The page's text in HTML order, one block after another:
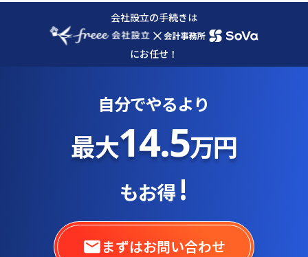
会社設立の手続きは
×
にお任せ！
自分でやるより
最大14.5万円
もお得 !
まずはお問い合わせ